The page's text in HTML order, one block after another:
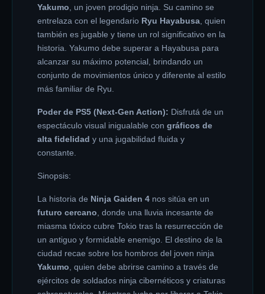
Yakumo, un joven prodigio ninja. Su camino se
entrelaza con el legendario Ryu Hayabusa, quien
también es jugable y tiene un rol significativo en la
historia. Yakumo debe superar a Hayabusa para
alcanzar su máximo potencial, brindando un
conjunto de movimientos único y diferente al estilo
más familiar de Ryu.
Poder de PS5 (Next-Gen Action): Disfrutá de un
espectáculo visual inigualable con gráficos de
alta fidelidad y una jugabilidad fluida y
constante.
Sinopsis:
La historia de Ninja Gaiden 4 nos sitúa en un
futuro cercano, donde una lluvia incesante de
miasma tóxico cubre Tokio tras la resurrección de
un antiguo y formidable enemigo. El destino de la
ciudad recae sobre los hombros del joven ninja
Yakumo, quien debe abrirse camino a través de
ejércitos de soldados ninja cibernéticos y criaturas